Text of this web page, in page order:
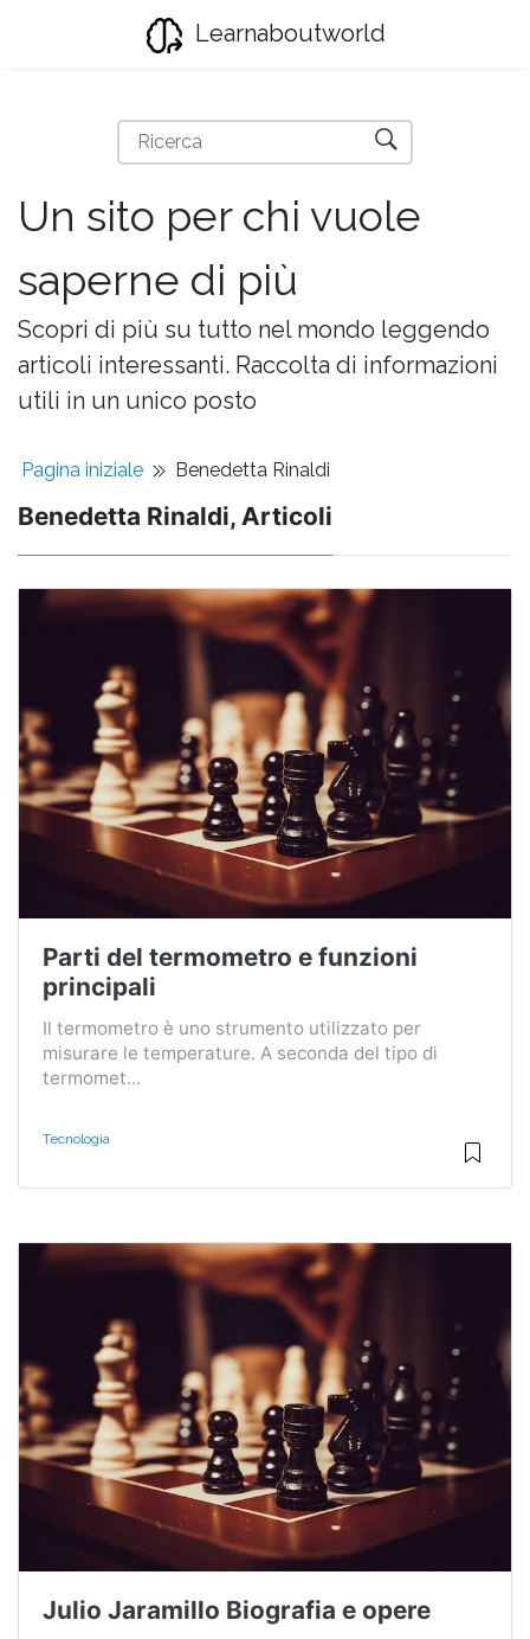
Learnaboutworld
Un sito per chi vuole
saperne di più
Scopri di più su tutto nel mondo leggendo
articoli interessanti. Raccolta di informazioni
utili in un unico posto
Pagina iniziale Benedetta Rinaldi
Benedetta Rinaldi, Articoli
Parti del termometro e funzioni
principali
Il termometro è uno strumento utilizzato per
misurare le temperature. A seconda del tipo di
termomet...
Tecnologia
Julio Jaramillo Biografia e opere